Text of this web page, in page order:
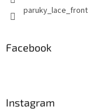
paruky_lace_front
Facebook
Instagram